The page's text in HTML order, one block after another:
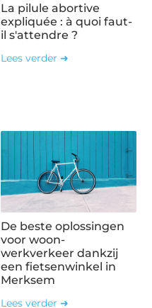
La pilule abortive
expliquée : à quoi faut-
il s'attendre ?
Lees verder ➜
De beste oplossingen
voor woon-
werkverkeer dankzij
een fietsenwinkel in
Merksem
Lees verder ➜